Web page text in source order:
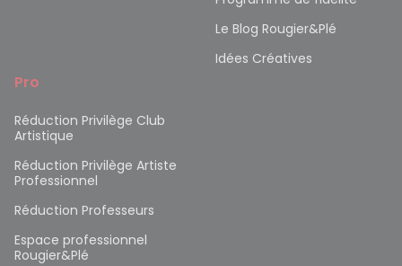
Le Blog Rougier&Plé
Idées Créatives
Pro
Réduction Privilège Club
Artistique
Réduction Privilège Artiste
Professionnel
Réduction Professeurs
Espace professionnel
Rougier&Plé